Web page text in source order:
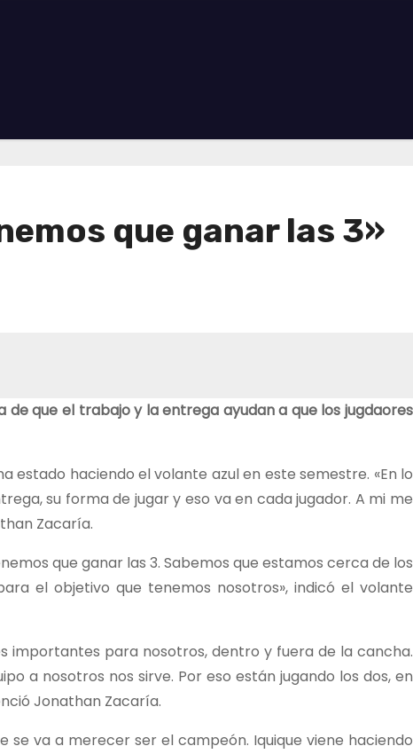
que ganar las 3»
de que el trabajo y la entrega ayudan a que los jugdaores
estado haciendo el volante azul en este semestre. «En lo
su forma de jugar y eso va en cada jugador. A mi me
Zacaría.
que ganar las 3. Sabemos que estamos cerca de los
el objetivo que tenemos nosotros», indicó el volante
importantes para nosotros, dentro y fuera de la cancha.
a nosotros nos sirve. Por eso están jugando los dos, en
Jonathan Zacaría.
va a merecer ser el campeón. Iquique viene haciendo